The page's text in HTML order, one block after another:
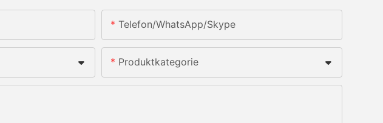
Telefon/WhatsApp/Skype
Produktkategorie